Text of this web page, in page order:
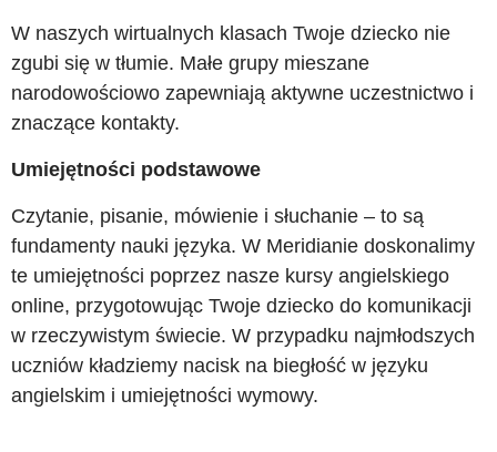
W naszych wirtualnych klasach Twoje dziecko nie
zgubi się w tłumie. Małe grupy mieszane
narodowościowo zapewniają aktywne uczestnictwo i
znaczące kontakty.
Umiejętności podstawowe
Czytanie, pisanie, mówienie i słuchanie – to są
fundamenty nauki języka. W Meridianie doskonalimy
te umiejętności poprzez nasze kursy angielskiego
online, przygotowując Twoje dziecko do komunikacji
w rzeczywistym świecie. W przypadku najmłodszych
uczniów kładziemy nacisk na biegłość w języku
angielskim i umiejętności wymowy.